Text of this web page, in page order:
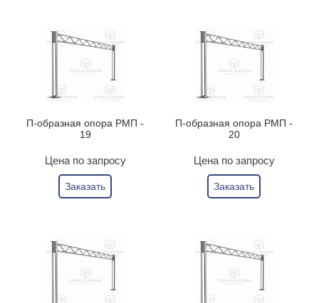
П-образная опора РМП -
19
Цена по запросу
Заказать
П-образная опора РМП -
20
Цена по запросу
Заказать